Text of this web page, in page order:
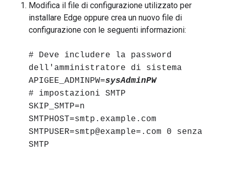
Modifica il file di configurazione utilizzato per
installare Edge oppure crea un nuovo file di
configurazione con le seguenti informazioni:
# Deve includere la password
dell'amministratore di sistema
APIGEE_ADMINPW=sysAdminPW
# impostazioni SMTP
SKIP_SMTP=n
SMTPHOST=smtp.example.com
SMTPUSER=smtp@example=.com 0 senza
SMTP